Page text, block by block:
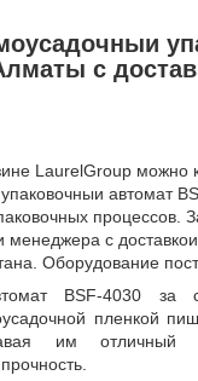
с
LaurelGroup можно
автомат
процессов.
менеджера с
Оборудование
BSF-4030 за
пленкой
им